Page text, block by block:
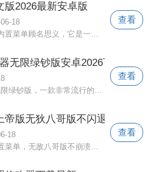
版2026最新安卓版
18
模拟建造3中文版内置菜单顾名思义，它是一款非常流行的建造模拟游戏。第一个视角展示了各种建造乐趣。玩家可以解锁各种施工车辆来加快施工
查看
无限绿钞版安卓2026下载
打工生活模拟器无限绿钞版，一款非常流行的模拟经营游戏。可以解锁各种工作任务。努力完成每一个挑战并赚取自己的薪水。感受平凡的工作生活
查看
帝版无狄八哥版不闪退安卓app
18
三国纪元4神版内置菜单，无敌八哥版不崩溃。这是一款聚集了无数玩家激情的三国游戏。精美的画面、高清的画质、刺激的战斗系统给玩家带来无
查看